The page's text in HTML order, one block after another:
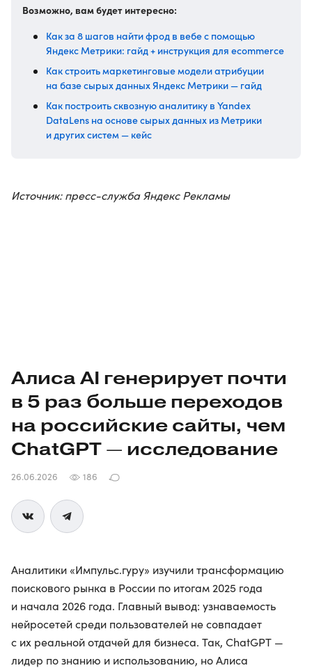
Возможно, вам будет интересно:
Как за 8 шагов найти фрод в вебе с помощью
Яндекс Метрики: гайд + инструкция для ecommerce
Как строить маркетинговые модели атрибуции
на базе сырых данных Яндекс Метрики — гайд
Как построить сквозную аналитику в Yandex
DataLens на основе сырых данных из Метрики
и других систем — кейс
Источник: пресс-служба Яндекс Рекламы
Алиса AI генерирует почти
в 5 раз больше переходов
на российские сайты, чем
ChatGPT — исследование
26.06.2026 186
Аналитики «Импульс.гуру» изучили трансформацию
поискового рынка в России по итогам 2025 года
и начала 2026 года. Главный вывод: узнаваемость
нейросетей среди пользователей не совпадает
с их реальной отдачей для бизнеса. Так, ChatGPT —
лидер по знанию и использованию, но Алиса